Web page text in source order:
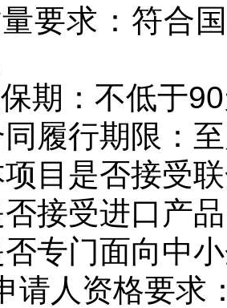
要求：符合
期：不低于
履行期限：
目是否接受
接受进口产
专门面向中
请人资格要求